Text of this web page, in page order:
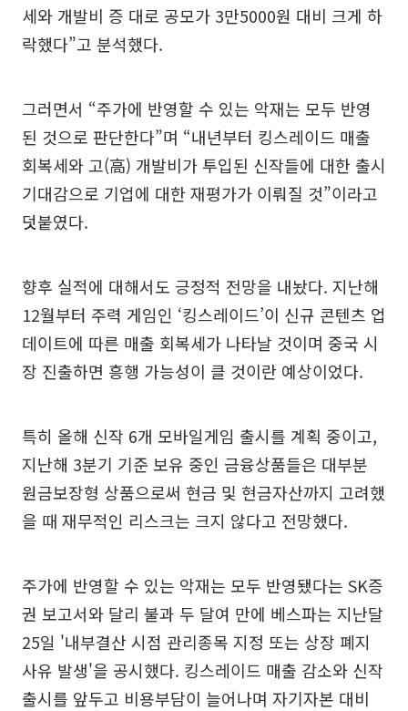
세와 개발비 증 대로 공모가 3만5000원 대비 크게 하
락했다”고 분석했다.
그러면서 “주가에 반영할 수 있는 악재는 모두 반영
된 것으로 판단한다”며 “내년부터 킹스레이드 매출
회복세와 고(高) 개발비가 투입된 신작들에 대한 출시
기대감으로 기업에 대한 재평가가 이뤄질 것”이라고
덧붙였다.
향후 실적에 대해서도 긍정적 전망을 내놨다. 지난해
12월부터 주력 게임인 ‘킹스레이드’이 신규 콘텐츠 업
데이트에 따른 매출 회복세가 나타날 것이며 중국 시
장 진출하면 흥행 가능성이 클 것이란 예상이었다.
특히 올해 신작 6개 모바일게임 출시를 계획 중이고,
지난해 3분기 기준 보유 중인 금융상품들은 대부분
원금보장형 상품으로써 현금 및 현금자산까지 고려했
을 때 재무적인 리스크는 크지 않다고 전망했다.
주가에 반영할 수 있는 악재는 모두 반영됐다는 SK증
권 보고서와 달리 불과 두 달여 만에 베스파는 지난달
25일 '내부결산 시점 관리종목 지정 또는 상장 폐지
사유 발생'을 공시했다. 킹스레이드 매출 감소와 신작
출시를 앞두고 비용부담이 늘어나며 자기자본 대비